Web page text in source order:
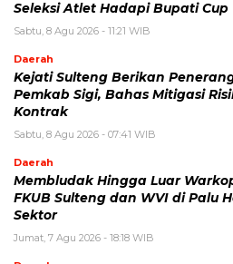
Seleksi Atlet Hadapi Bupati Cup
Sabtu, 8 Agu 2026 - 11:21 WIB
Daerah
Kejati Sulteng Berikan
Pemkab Sigi, Bahas Mitigasi
Kontrak
Sabtu, 8 Agu 2026 - 07:41 WIB
Daerah
Membludak Hingga Luar
FKUB Sulteng dan WVI di Palu
Sektor
Jumat, 7 Agu 2026 - 18:18 WIB